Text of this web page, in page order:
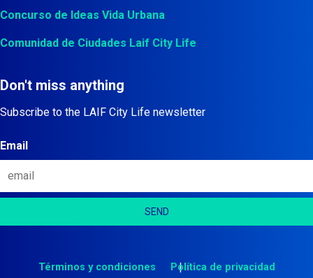
Concurso de Ideas Vida Urbana
Comunidad de Ciudades Laif City Life
Don't miss anything
Subscribe to the LAIF City Life newsletter
Email
Términos y condiciones Política de privacidad